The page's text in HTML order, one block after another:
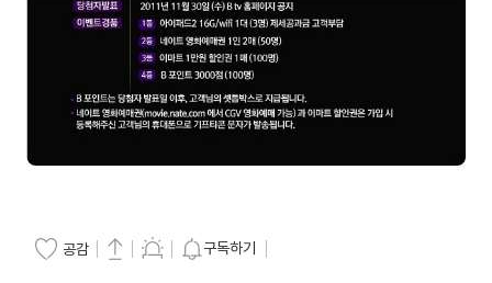
공감 구독하기